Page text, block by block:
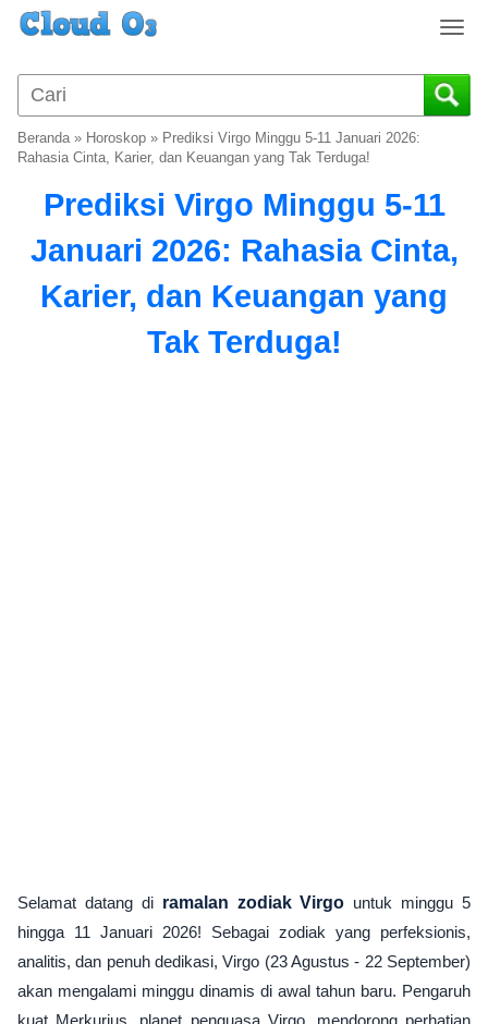
T
g
g
g
Beranda» Horoskop » Prediksi Virgo Minggu 5-11 Januari 2026:
Rahasia Cinta, Karier, dan Keuangan yang Tak Terduga!
Prediksi Virgo Minggu 5-11
Januari 2026: Rahasia Cinta,
Karier, dan Keuangan yang
Tak Terduga!
Selamat datang di ramalan zodiak Virgo untuk minggu 5
hingga 11 Januari 2026! Sebagai zodiak yang perfeksionis,
analitis, dan penuh dedikasi, Virgo (23 Agustus - 22 September)
akan mengalami minggu dinamis di awal tahun baru. Pengaruh
kuat Merkurius, planet penguasa Virgo, mendorong perhatian